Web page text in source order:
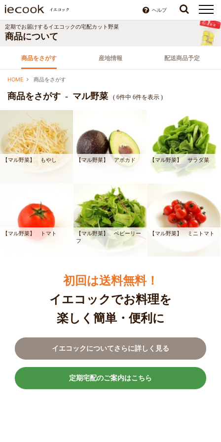
ヘルプ
商品をさがす 産地情報 配送商品予定
定期でお届けするイエコックの宅配カット野菜
商品について
HOME 商品をさがす
商品をさがす - マル野菜 ( 6件中 6件を表示 )
【マル野菜】 もやし 【マル野菜】 アボカド 【マル野菜】 サラダ菜
【マル野菜】 トマト
【マル野菜】 ベビーリー
フ
【マル野菜】 ミニトマト
初回は送料無料！
イエコックでお料理を
楽しく簡単・便利に
イエコックについてさらに詳しく見る
定期宅配のご案内はこちら